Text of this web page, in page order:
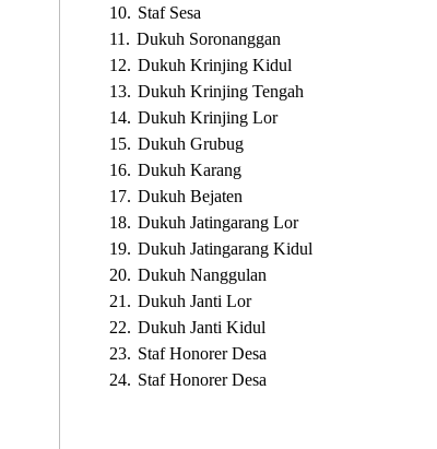
10. Staf Sesa
11. Dukuh Soronanggan
12. Dukuh Krinjing Kidul
13. Dukuh Krinjing Tengah
14. Dukuh Krinjing Lor
15. Dukuh Grubug
16. Dukuh Karang
17. Dukuh Bejaten
18. Dukuh Jatingarang Lor
19. Dukuh Jatingarang Kidul
20. Dukuh Nanggulan
21. Dukuh Janti Lor
22. Dukuh Janti Kidul
23. Staf Honorer Desa
24. Staf Honorer Desa